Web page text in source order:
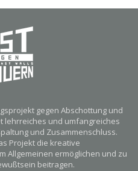
gegen Abschottung und
lehrreiches und umfangreiches
und Zusammenschluss.
Projekt die kreative
Allgemeinen ermöglichen und zu
beitragen.